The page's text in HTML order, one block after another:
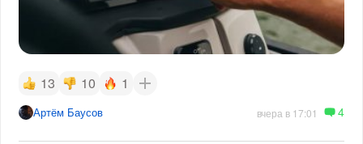
13 10 1
Артём Баусов вчера в 17:01 4